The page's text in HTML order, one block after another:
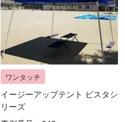
イージーアップテント ビスタシ
リーズ